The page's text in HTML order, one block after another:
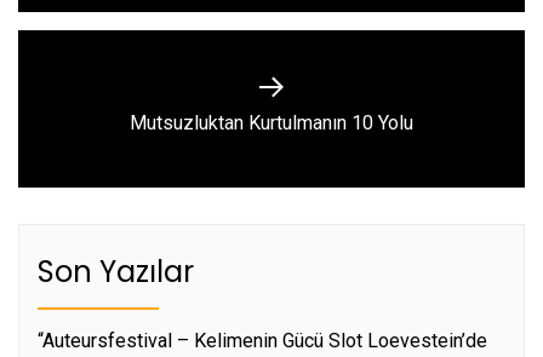
Next
Mutsuzluktan Kurtulmanın 10 Yolu
Son Yazılar
“Auteursfestival – Kelimenin Gücü Slot Loevestein’de